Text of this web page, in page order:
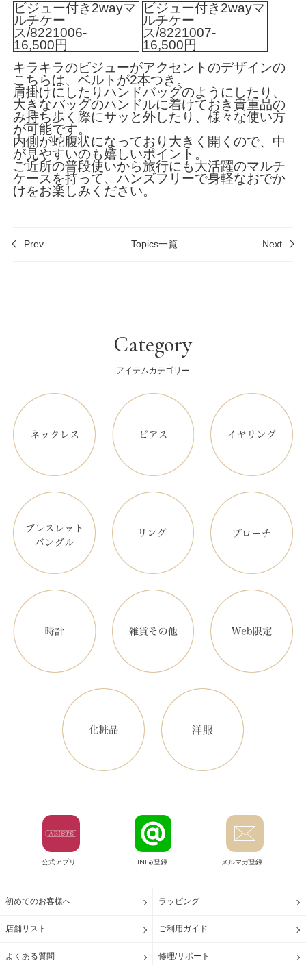
ビジュー付き2wayマ
ルチケー
ス/8221006-
16,500円
ビジュー付き2wayマ
ルチケー
ス/8221007-
16,500円
キラキラのビジューがアクセントのデザインの
こちらは、ベルトが2本つき。
肩掛けにしたりハンドバッグのようにしたり、
大きなバッグのハンドルに着けておき貴重品の
み持ち歩く際にサッと外したり、様々な使い方
が可能です。
内側が蛇腹状になっており大きく開くので、中
が見やすいのも嬉しいポイント。
ご近所の普段使いから旅行にも大活躍のマルチ
ケースを持って、ハンズフリーで身軽なおでか
けをお楽しみください。
Prev Topics一覧 Next
Category
アイテムカテゴリー
公式アプリ LINE@登録 メルマガ登録
初めてのお客様へ ラッピング
店舗リスト ご利用ガイド
よくある質問 修理/サポート